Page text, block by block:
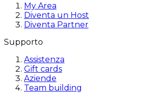
My Area
Diventa un Host
Diventa Partner
Supporto
Assistenza
Gift cards
Aziende
Team building